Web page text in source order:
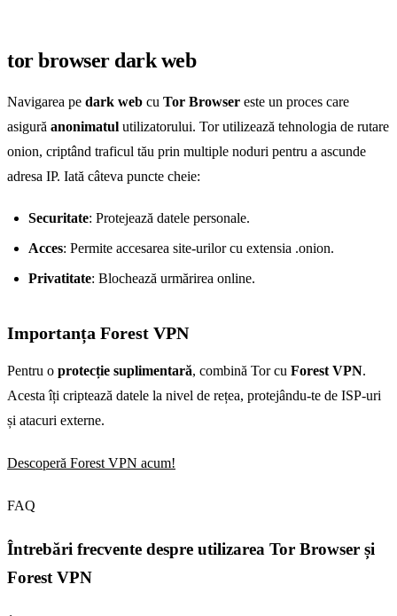
tor browser dark web
Navigarea pe dark web cu Tor Browser este un proces care
asigură anonimatul utilizatorului. Tor utilizează tehnologia de rutare
onion, criptând traficul tău prin multiple noduri pentru a ascunde
adresa IP. Iată câteva puncte cheie:
Securitate: Protejează datele personale.
Acces: Permite accesarea site-urilor cu extensia .onion.
Privatitate: Blochează urmărirea online.
Importanța Forest VPN
Pentru o protecție suplimentară, combină Tor cu Forest VPN.
Acesta îți criptează datele la nivel de rețea, protejându-te de ISP-uri
și atacuri externe.
Descoperă Forest VPN acum!
FAQ
Întrebări frecvente despre utilizarea Tor Browser și
Forest VPN